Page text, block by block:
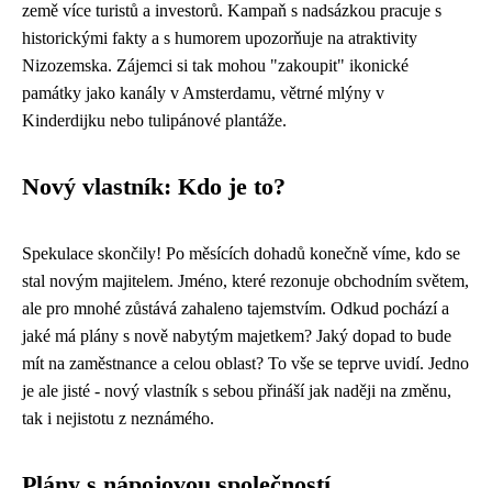
země více turistů a investorů. Kampaň s nadsázkou pracuje s
historickými fakty a s humorem upozorňuje na atraktivity
Nizozemska. Zájemci si tak mohou "zakoupit" ikonické
památky jako kanály v Amsterdamu, větrné mlýny v
Kinderdijku nebo tulipánové plantáže.
Nový vlastník: Kdo je to?
Spekulace skončily! Po měsících dohadů konečně víme, kdo se
stal novým majitelem. Jméno, které rezonuje obchodním světem,
ale pro mnohé zůstává zahaleno tajemstvím. Odkud pochází a
jaké má plány s nově nabytým majetkem? Jaký dopad to bude
mít na zaměstnance a celou oblast? To vše se teprve uvidí. Jedno
je ale jisté - nový vlastník s sebou přináší jak naději na změnu,
tak i nejistotu z neznámého.